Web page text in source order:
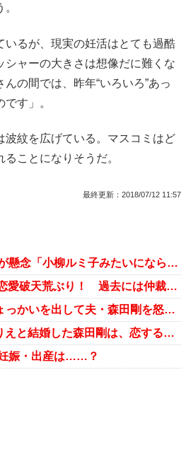
るが、現実の妊活はとても過酷
ャーの大きさは想像だに難くな
の間では、昨年“いろいろ”あっ
す」。
紋を広げている。マスコミはど
ことになりそうだ。
最終更新： 2018/07/12 11:57
宮沢りえ＆V6・森田剛の結婚を、ビートたけしが懸念「小柳ルミ子みたいにならなければいいけど……」
下半身はりえと一緒!? V6・森田剛の恐ろしい恋愛破天荒ぶり！ 過去には仲裁役のメリー喜多川がとばっちりも……
新婚の宮沢りえ、過去に瑛太や小出恵介にもちょっかいを出して夫・森田剛を怒らせていた!?
恋愛は高いハードルがあるほど燃える!? 宮沢りえと結婚した森田剛は、恋するたびに評価上昇！
娠・出産は……？